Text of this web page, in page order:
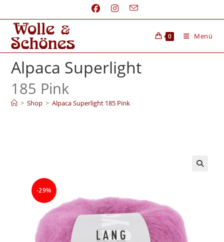
0 Menü
Alpaca Superlight
185 Pink
> Shop > Alpaca Superlight 185 Pink
-29%